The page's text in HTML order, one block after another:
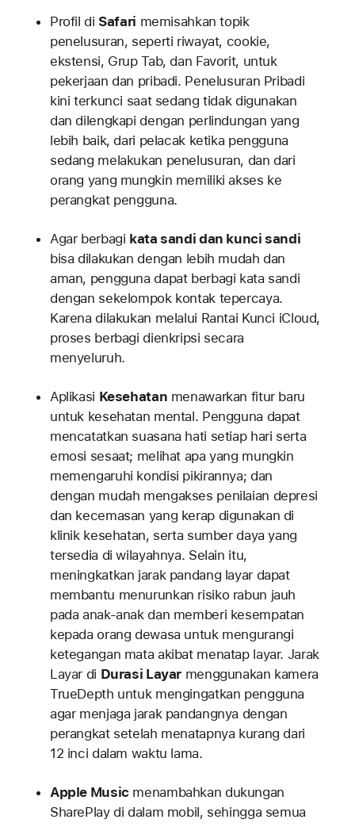
Profil di Safari memisahkan topik
penelusuran, seperti riwayat, cookie,
ekstensi, Grup Tab, dan Favorit, untuk
pekerjaan dan pribadi. Penelusuran Pribadi
kini terkunci saat sedang tidak digunakan
dan dilengkapi dengan perlindungan yang
lebih baik, dari pelacak ketika pengguna
sedang melakukan penelusuran, dan dari
orang yang mungkin memiliki akses ke
perangkat pengguna.
Agar berbagi kata sandi dan kunci sandi
bisa dilakukan dengan lebih mudah dan
aman, pengguna dapat berbagi kata sandi
dengan sekelompok kontak tepercaya.
Karena dilakukan melalui Rantai Kunci iCloud,
proses berbagi dienkripsi secara
menyeluruh.
Aplikasi Kesehatan menawarkan fitur baru
untuk kesehatan mental. Pengguna dapat
mencatatkan suasana hati setiap hari serta
emosi sesaat; melihat apa yang mungkin
memengaruhi kondisi pikirannya; dan
dengan mudah mengakses penilaian depresi
dan kecemasan yang kerap digunakan di
klinik kesehatan, serta sumber daya yang
tersedia di wilayahnya. Selain itu,
meningkatkan jarak pandang layar dapat
membantu menurunkan risiko rabun jauh
pada anak-anak dan memberi kesempatan
kepada orang dewasa untuk mengurangi
ketegangan mata akibat menatap layar. Jarak
Layar di Durasi Layar menggunakan kamera
TrueDepth untuk mengingatkan pengguna
agar menjaga jarak pandangnya dengan
perangkat setelah menatapnya kurang dari
12 inci dalam waktu lama.
Apple Music menambahkan dukungan
SharePlay di dalam mobil, sehingga semua